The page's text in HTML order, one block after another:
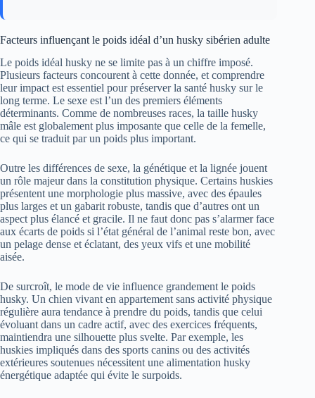
Facteurs influençant le poids idéal d’un husky sibérien adulte
Le poids idéal husky ne se limite pas à un chiffre imposé.
Plusieurs facteurs concourent à cette donnée, et comprendre
leur impact est essentiel pour préserver la santé husky sur le
long terme. Le sexe est l’un des premiers éléments
déterminants. Comme de nombreuses races, la taille husky
mâle est globalement plus imposante que celle de la femelle,
ce qui se traduit par un poids plus important.
Outre les différences de sexe, la génétique et la lignée jouent
un rôle majeur dans la constitution physique. Certains huskies
présentent une morphologie plus massive, avec des épaules
plus larges et un gabarit robuste, tandis que d’autres ont un
aspect plus élancé et gracile. Il ne faut donc pas s’alarmer face
aux écarts de poids si l’état général de l’animal reste bon, avec
un pelage dense et éclatant, des yeux vifs et une mobilité
aisée.
De surcroît, le mode de vie influence grandement le poids
husky. Un chien vivant en appartement sans activité physique
régulière aura tendance à prendre du poids, tandis que celui
évoluant dans un cadre actif, avec des exercices fréquents,
maintiendra une silhouette plus svelte. Par exemple, les
huskies impliqués dans des sports canins ou des activités
extérieures soutenues nécessitent une alimentation husky
énergétique adaptée qui évite le surpoids.